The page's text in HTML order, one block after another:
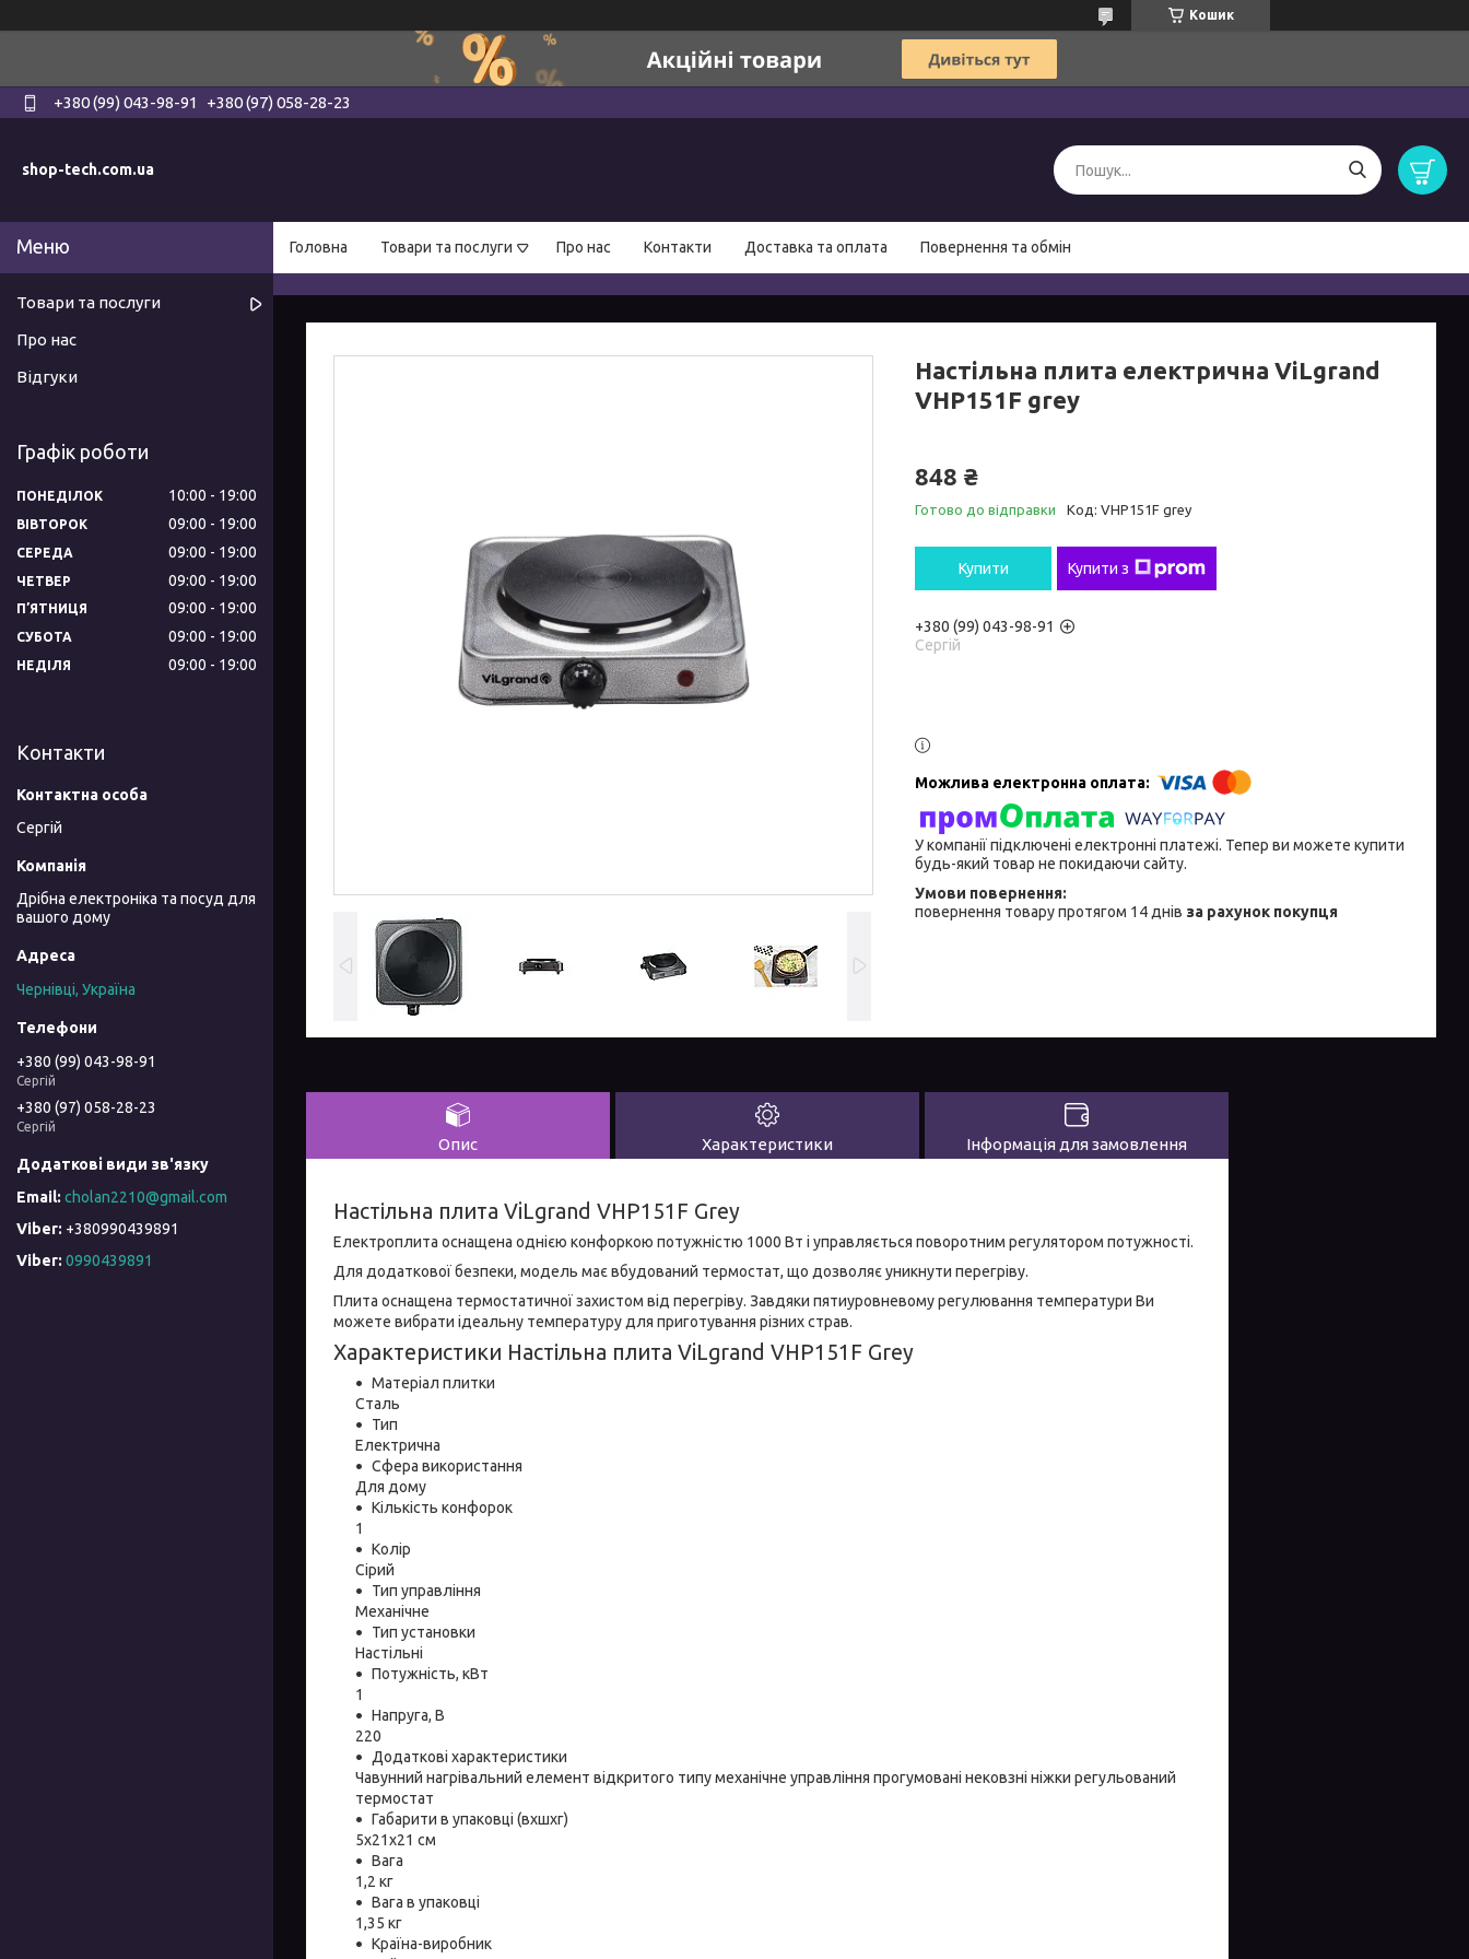
Кошик
+380 (99) 043-98-91 +380 (97) 058-28-23
shop-tech.com.ua
Головна Товари та послуги Про нас Контакти Доставка та оплата Повернення та обмін
Настільна плита електрична ViLgrand
VHP151F grey
848 ₴
Готово до відправки Код: VHP151F grey
Купити Купити з
+380 (99) 043-98-91
Сергій
У компанії підключені електронні платежі. Тепер ви можете купити
будь-який товар не покидаючи сайту.
повернення товару протягом 14 днів за рахунок покупця
Опис Характеристики Інформація для замовлення
Настільна плита ViLgrand VHP151F Grey
Електроплита оснащена однією конфоркою потужністю 1000 Вт і управляється поворотним регулятором потужності.
Для додаткової безпеки, модель має вбудований термостат, що дозволяє уникнути перегріву.
Плита оснащена термостатичної захистом від перегріву. Завдяки пятиуровневому регулювання температури Ви
можете вибрати ідеальну температуру для приготування різних страв.
Характеристики Настільна плита ViLgrand VHP151F Grey
Матеріал плитки
Сталь
Тип
Електрична
Сфера використання
Для дому
Кількість конфорок
1
Колір
Сірий
Тип управління
Механічне
Тип установки
Настільні
Потужність, кВт
1
Напруга, В
220
Додаткові характеристики
Чавунний нагрівальний елемент відкритого типу механічне управління прогумовані нековзні ніжки регульований
термостат
Габарити в упаковці (вхшхг)
5х21х21 см
Вага
1,2 кг
Вага в упаковці
1,35 кг
Країна-виробник
Товари та послуги
Про нас
Відгуки
Графік роботи
ПОНЕДІЛОК 10:00 19:00
ВІВТОРОК 09:00 19:00
СЕРЕДА 09:00 19:00
ЧЕТВЕР 09:00 19:00
ПʼЯТНИЦЯ 09:00 19:00
СУБОТА 09:00 19:00
НЕДІЛЯ 09:00 19:00
Контакти
Сергій
Дрібна електроніка та посуд для
вашого дому
Чернівці, Україна
+380 (99) 043-98-91
Сергій
+380 (97) 058-28-23
Сергій
cholan2210@gmail.com
+380990439891
Viber 0990439891